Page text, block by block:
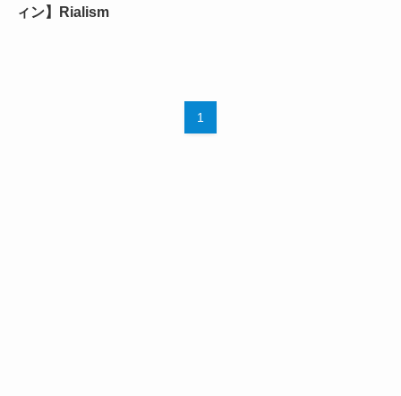
ィン】Rialism
1